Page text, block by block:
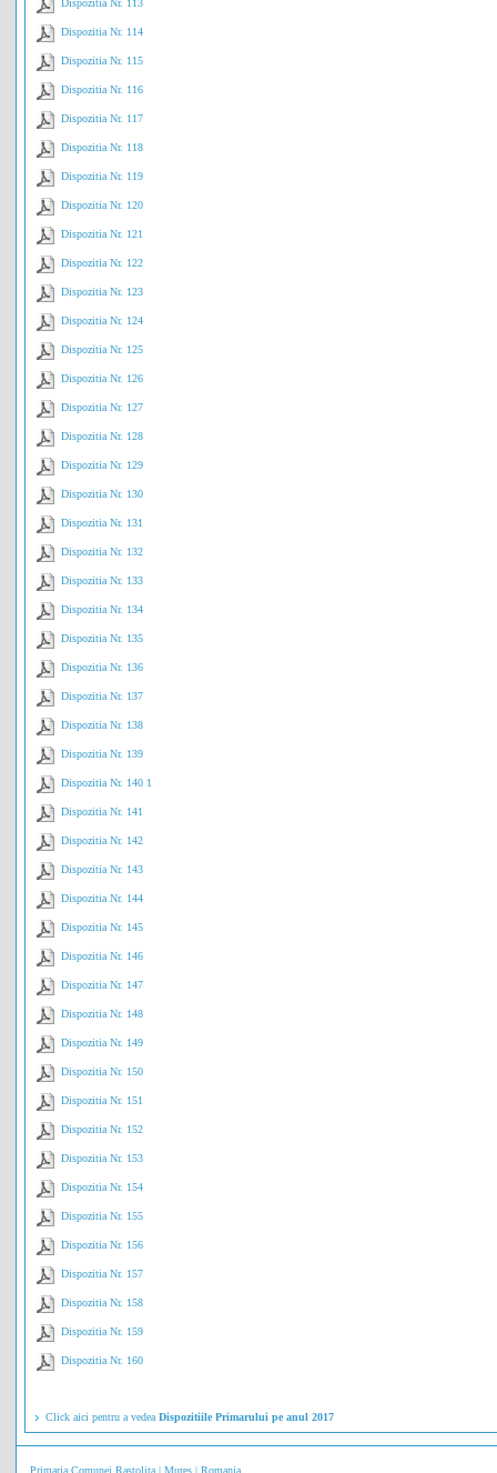
Dispozitia Nr. 113
Dispozitia Nr. 114
Dispozitia Nr. 115
Dispozitia Nr. 116
Dispozitia Nr. 117
Dispozitia Nr. 118
Dispozitia Nr. 119
Dispozitia Nr. 120
Dispozitia Nr. 121
Dispozitia Nr. 122
Dispozitia Nr. 123
Dispozitia Nr. 124
Dispozitia Nr. 125
Dispozitia Nr. 126
Dispozitia Nr. 127
Dispozitia Nr. 128
Dispozitia Nr. 129
Dispozitia Nr. 130
Dispozitia Nr. 131
Dispozitia Nr. 132
Dispozitia Nr. 133
Dispozitia Nr. 134
Dispozitia Nr. 135
Dispozitia Nr. 136
Dispozitia Nr. 137
Dispozitia Nr. 138
Dispozitia Nr. 139
Dispozitia Nr. 140 1
Dispozitia Nr. 141
Dispozitia Nr. 142
Dispozitia Nr. 143
Dispozitia Nr. 144
Dispozitia Nr. 145
Dispozitia Nr. 146
Dispozitia Nr. 147
Dispozitia Nr. 148
Dispozitia Nr. 149
Dispozitia Nr. 150
Dispozitia Nr. 151
Dispozitia Nr. 152
Dispozitia Nr. 153
Dispozitia Nr. 154
Dispozitia Nr. 155
Dispozitia Nr. 156
Dispozitia Nr. 157
Dispozitia Nr. 158
Dispozitia Nr. 159
Dispozitia Nr. 160
Click aici pentru a vedea Dispozitiile Primarului pe anul 2017
Primaria Comunei Rastolita | Mures | Romania